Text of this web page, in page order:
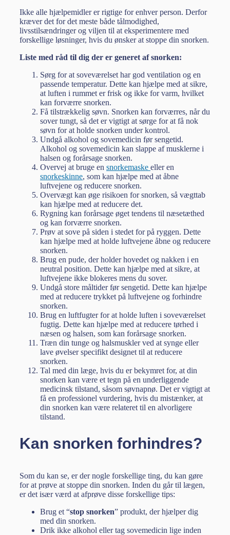
Ikke alle hjælpemidler er rigtige for enhver person. Derfor
kræver det for det meste både tålmodighed,
livsstilsændringer og viljen til at eksperimentere med
forskellige løsninger, hvis du ønsker at stoppe din snorken.
Liste med råd til dig der er generet af snorken:
Sørg for at soveværelset har god ventilation og en
passende temperatur. Dette kan hjælpe med at sikre,
at luften i rummet er frisk og ikke for varm, hvilket
kan forværre snorken.
Få tilstrækkelig søvn. Snorken kan forværres, når du
sover tungt, så det er vigtigt at sørge for at få nok
søvn for at holde snorken under kontrol.
Undgå alkohol og sovemedicin før sengetid.
Alkohol og sovemedicin kan slappe af musklerne i
halsen og forårsage snorken.
Overvej at bruge en snorkemaske eller en
snorkeskinne, som kan hjælpe med at åbne
luftvejene og reducere snorken.
Overvægt kan øge risikoen for snorken, så vægttab
kan hjælpe med at reducere det.
Rygning kan forårsage øget tendens til næsetæthed
og kan forværre snorken.
Prøv at sove på siden i stedet for på ryggen. Dette
kan hjælpe med at holde luftvejene åbne og reducere
snorken.
Brug en pude, der holder hovedet og nakken i en
neutral position. Dette kan hjælpe med at sikre, at
luftvejene ikke blokeres mens du sover.
Undgå store måltider før sengetid. Dette kan hjælpe
med at reducere trykket på luftvejene og forhindre
snorken.
Brug en luftfugter for at holde luften i soveværelset
fugtig. Dette kan hjælpe med at reducere tørhed i
næsen og halsen, som kan forårsage snorken.
Træn din tunge og halsmuskler ved at synge eller
lave øvelser specifikt designet til at reducere
snorken.
Tal med din læge, hvis du er bekymret for, at din
snorken kan være et tegn på en underliggende
medicinsk tilstand, såsom søvnapnø. Det er vigtigt at
få en professionel vurdering, hvis du mistænker, at
din snorken kan være relateret til en alvorligere
tilstand.
Kan snorken forhindres?
Som du kan se, er der nogle forskellige ting, du kan gøre
for at prøve at stoppe din snorken. Inden du går til lægen,
er det især værd at afprøve disse forskellige tips:
Brug et “stop snorken” produkt, der hjælper dig
med din snorken.
Drik ikke alkohol eller tag sovemedicin lige inden